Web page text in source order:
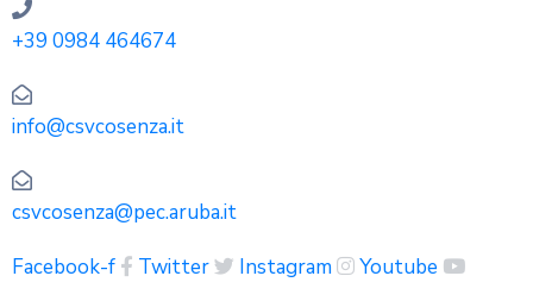
+39 0984 464674
info@csvcosenza.it
csvcosenza@pec.aruba.it
Facebook-f
Twitter Instagram Youtube